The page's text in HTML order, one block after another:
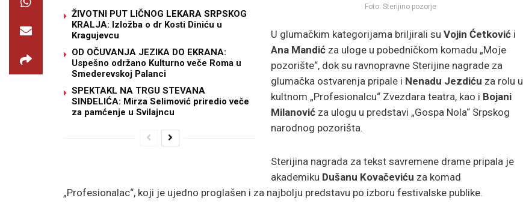
ŽIVOTNI PUT LIČNOG LEKARA SRPSKOG
KRALJA: Izložba o dr Kosti Diniću u
Kragujevcu
OD OČUVANJA JEZIKA DO EKRANA:
Uspešno održano Kulturno veče Roma u
Smederevskoj Palanci
SPEKTAKL NA TRGU STEVANA
SINĐELIĆA: Mirza Selimović priredio veče
za pamćenje u Svilajncu
Foto: Sterijino pozorje
U glumačkim kategorijama briljirali su Vojin Ćetković i
Ana Mandić za uloge u pobedničkom komadu „Moje
pozorište“, dok su ravnopravne Sterijine nagrade za
glumačka ostvarenja pripale i Nenadu Jezdiću za rolu u
kultnom „Profesionalcu“ Zvezdara teatra, kao i Bojani
Milanović za ulogu u predstavi „Gospa Nola“ Srpskog
narodnog pozorišta.
Sterijina nagrada za tekst savremene drame pripala je
akademiku Dušanu Kovačeviću za komad
„Profesionalac“, koji je ujedno proglašen i za najbolju predstavu po izboru festivalske publike.